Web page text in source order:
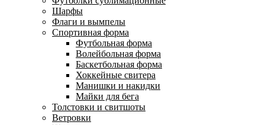
Шарфы
Флаги и вымпелы
Спортивная форма
Футбольная форма
Волейбольная форма
Баскетбольная форма
Хоккейные свитера
Манишки и накидки
Майки для бега
Толстовки и свитшоты
Ветровки